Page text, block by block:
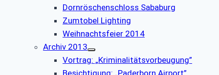
Dornröschenschloss Sababurg
Zumtobel Lighting
Weihnachtsfeier 2014
Archiv 2013
Vortrag: „Kriminalitätsvorbeugung”